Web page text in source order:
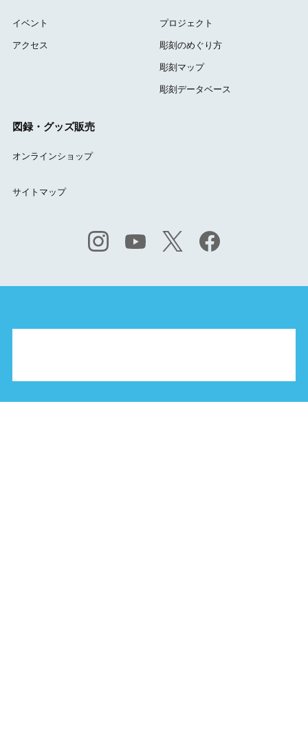
イベント
アクセス
プロジェクト
彫刻のめぐり方
彫刻マップ
彫刻データベース
図録・グッズ販売
オンラインショップ
サイトマップ